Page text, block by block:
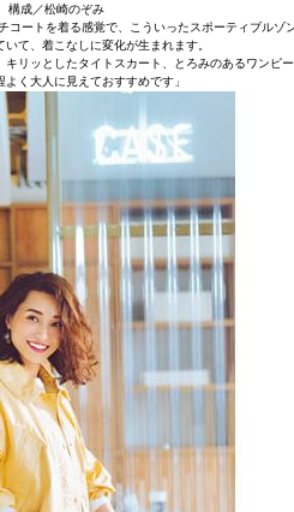
構成／松崎のぞみ
ートを着る感覚で、こういったスポーティブルゾ
いて、着こなしに変化が生まれます。
リッとしたタイトスカート、とろみのあるワンピ
く大人に見えておすすめです」